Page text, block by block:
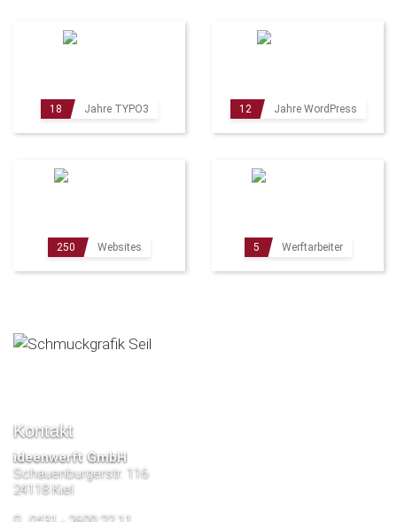
18 Jahre TYPO3 12 Jahre WordPress
250 Websites 5 Werftarbeiter
Kontakt
ideenwerft GmbH
Schauenburgerstr. 116
24118 Kiel